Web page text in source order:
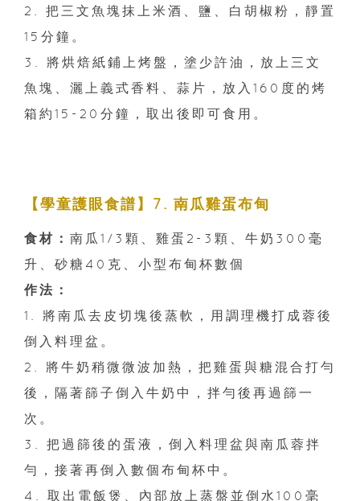
2. 把三文魚塊抹上米酒、鹽、白胡椒粉，靜置
15分鐘。
3. 將烘焙紙鋪上烤盤，塗少許油，放上三文
魚塊、灑上義式香料、蒜片，放入160度的烤
箱約15-20分鐘，取出後即可食用。
【學童護眼食譜】7. 南瓜雞蛋布甸
食材： 南瓜1/3顆、雞蛋2-3顆、牛奶300毫
升、砂糖40克、小型布甸杯數個
作法：
1. 將南瓜去皮切塊後蒸軟，用調理機打成蓉後
倒入料理盆。
2. 將牛奶稍微微波加熱，把雞蛋與糖混合打勻
後，隔著篩子倒入牛奶中，拌勻後再過篩一
次。
3. 把過篩後的蛋液，倒入料理盆與南瓜蓉拌
勻，接著再倒入數個布甸杯中。
4. 取出電飯煲、內部放上蒸盤並倒水100毫